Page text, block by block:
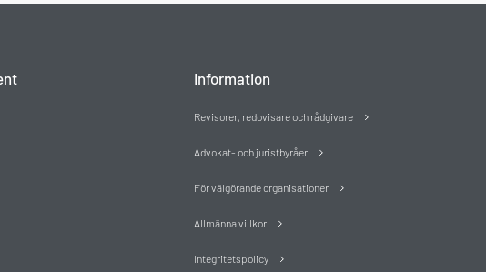
Information
Revisorer, redovisare och rådgivare
Advokat- och juristbyråer
För välgörande organisationer
Allmänna villkor
Integritetspolicy